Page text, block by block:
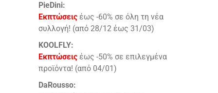
PieDini:
Εκπτώσεις έως -60% σε όλη τη νέα
συλλογή! (από 28/12 έως 31/03)
KOOLFLY:
Εκπτώσεις έως -50% σε επιλεγμένα
προϊόντα! (από 04/01)
DaRousso: